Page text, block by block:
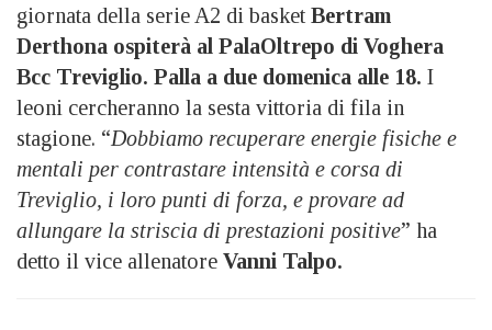
giornata della serie A2 di basket Bertram
Derthona ospiterà al PalaOltrepo di Voghera
Bcc Treviglio. Palla a due domenica alle 18. I
leoni cercheranno la sesta vittoria di fila in
stagione. “Dobbiamo recuperare energie fisiche e
mentali per contrastare intensità e corsa di
Treviglio, i loro punti di forza, e provare ad
allungare la striscia di prestazioni positive” ha
detto il vice allenatore Vanni Talpo.